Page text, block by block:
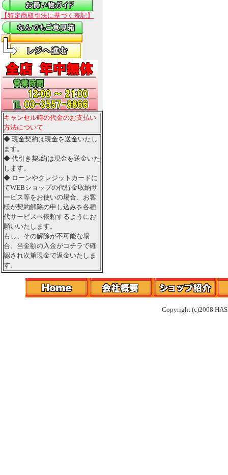
【特定商取引法に基づく表記】
キャンセル時の代金のお支払い
方法について
◆ 現金契約は現金を送金いたし
ます。
◆ 代引き契s約は現金を送金いた
します。
◆ ローンやクレジットカードに
てWEBショップの代行金収納サ
ービス等をお使いの場合、お客
様が契約解除の申し込みを各種
代サービスへ依頼するようにお
願いいたします。
もし、その解除が不可能な場
合、当金額の入金がコチラで確
認され次第現金で返金いたしま
す。
Copyright (c)2008